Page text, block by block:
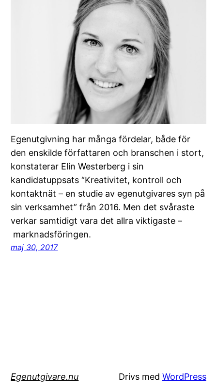
Egenutgivning har många fördelar, både för
den enskilde författaren och branschen i stort,
konstaterar Elin Westerberg i sin
kandidatuppsats “Kreativitet, kontroll och
kontaktnät – en studie av egenutgivares syn på
sin verksamhet” från 2016. Men det svåraste
verkar samtidigt vara det allra viktigaste –
marknadsföringen.
maj 30, 2017
Egenutgivare.nu Drivs med WordPress